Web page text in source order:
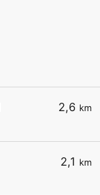
2,6 km
2,1 km